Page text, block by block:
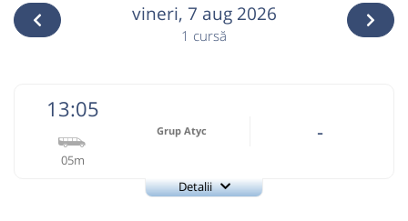
vineri, 7 aug 2026
1 cursă
13:05
05m
Grup Atyc -
Detalii